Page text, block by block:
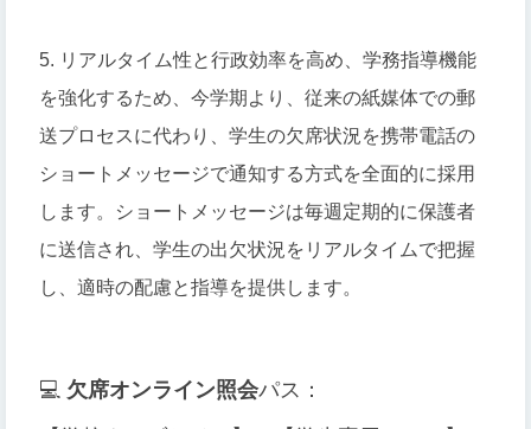
5. リアルタイム性と行政効率を高め、学務指導機能
を強化するため、今学期より、従来の紙媒体での郵
送プロセスに代わり、学生の欠席状況を携帯電話の
ショートメッセージで通知する方式を全面的に採用
します。ショートメッセージは毎週定期的に保護者
に送信され、学生の出欠状況をリアルタイムで把握
し、適時の配慮と指導を提供します。
💻 欠席オンライン照会パス：